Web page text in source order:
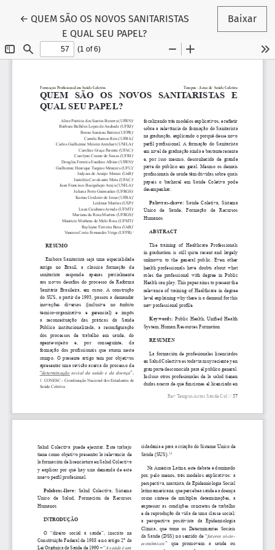
← Voltar aos Detalhes do Artigo
QUEM SÃO OS NOVOS SANITARISTAS
E QUAL SEU PAPEL?
Baixar